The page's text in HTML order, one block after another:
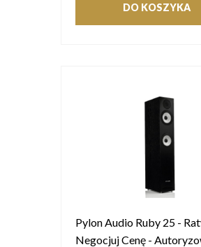
DO KOSZYKA
Pylon Audio Ruby 25 -
Negocjuj Cenę -